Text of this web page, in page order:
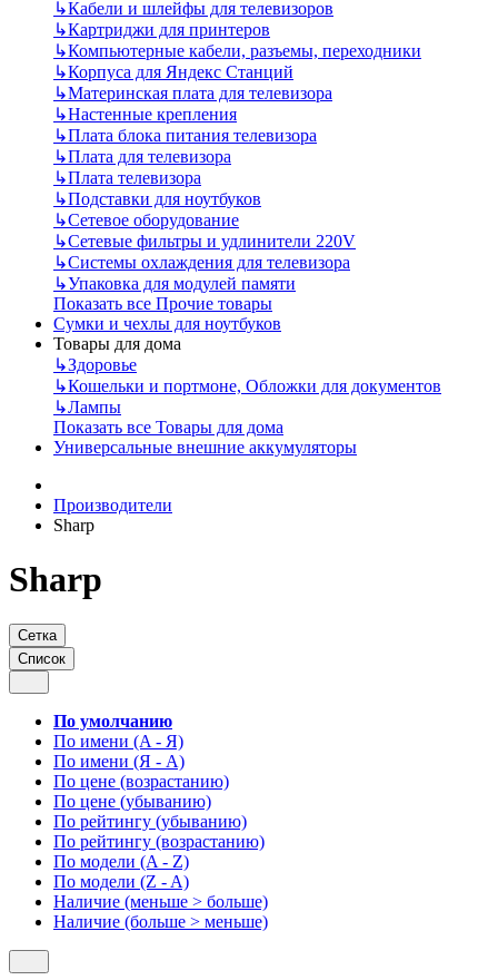
↳Кабели и шлейфы для телевизоров
↳Картриджи для принтеров
↳Компьютерные кабели, разъемы, переходники
↳Корпуса для Яндекс Станций
↳Материнская плата для телевизора
↳Настенные крепления
↳Плата блока питания телевизора
↳Плата для телевизора
↳Плата телевизора
↳Подставки для ноутбуков
↳Сетевое оборудование
↳Сетевые фильтры и удлинители 220V
↳Системы охлаждения для телевизора
↳Упаковка для модулей памяти
Показать все Прочие товары
Сумки и чехлы для ноутбуков
Товары для дома
↳Здоровье
↳Кошельки и портмоне, Обложки для документов
↳Лампы
Показать все Товары для дома
Универсальные внешние аккумуляторы
Производители
Sharp
Sharp
Сетка
Список
По умолчанию
По имени (A - Я)
По имени (Я - A)
По цене (возрастанию)
По цене (убыванию)
По рейтингу (убыванию)
По рейтингу (возрастанию)
По модели (A - Z)
По модели (Z - A)
Наличие (меньше > больше)
Наличие (больше > меньше)